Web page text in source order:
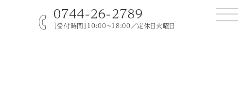
0744-26-2789
［受付時間］10:00～18:00／定休日火曜日